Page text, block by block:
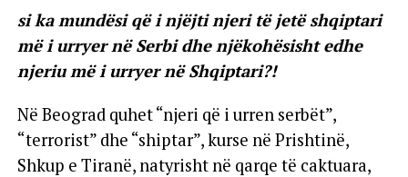
si ka mundësi që i njëjti njeri të jetë shqiptari
më i urryer në Serbi dhe njëkohësisht edhe
njeriu më i urryer në Shqiptari?!
Në Beograd quhet “njeri që i urren serbët”,
“terrorist” dhe “shiptar”, kurse në Prishtinë,
Shkup e Tiranë, natyrisht në qarqe të caktuara,